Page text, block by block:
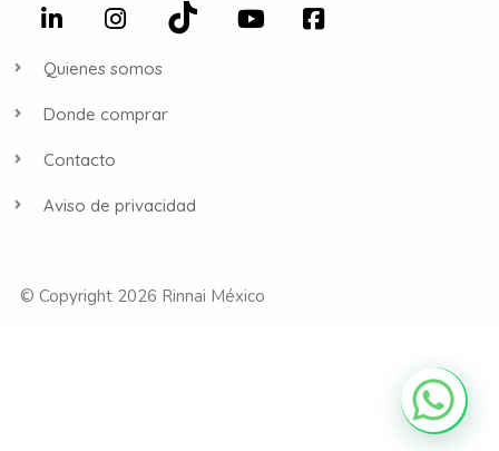
Quienes somos
Donde comprar
Contacto
Aviso de privacidad
© Copyright 2026 Rinnai México